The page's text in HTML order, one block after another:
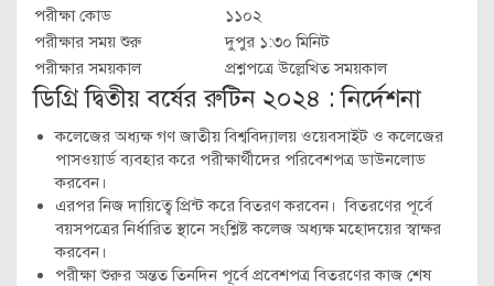
পরীক্ষা কোড
১১০২
পরীক্ষার সময় শুরু
দুপুর ১:৩০ মিনিট
পরীক্ষার সময়কাল
প্রশ্নপত্রে উল্লেখিত সময়কাল
ডিগ্রি দ্বিতীয় বর্ষের রুটিন ২০২৪ : নির্দেশনা
কলেজের অধ্যক্ষ গণ জাতীয় বিশ্ববিদ্যালয় ওয়েবসাইট ও কলেজের
পাসওয়ার্ড ব্যবহার করে পরীক্ষার্থীদের পরিবেশপত্র ডাউনলোড
করবেন।
এরপর নিজ দায়িত্বে প্রিন্ট করে বিতরণ করবেন। বিতরণের পূর্বে
বয়সপত্রের নির্ধারিত স্থানে সংশ্লিষ্ট কলেজ অধ্যক্ষ মহোদয়ের স্বাক্ষর
করবেন।
পরীক্ষা শুরুর অন্তত তিনদিন পূর্বে প্রবেশপত্র বিতরণের কাজ শেষ